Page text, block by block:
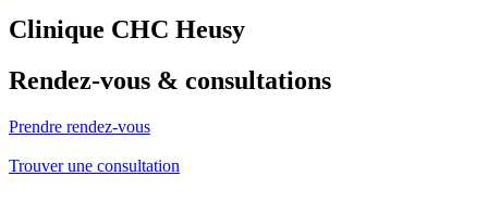
Clinique CHC Heusy
Rendez-vous & consultations
Prendre rendez-vous
Trouver une consultation